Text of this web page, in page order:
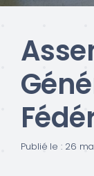
Publié le : 26